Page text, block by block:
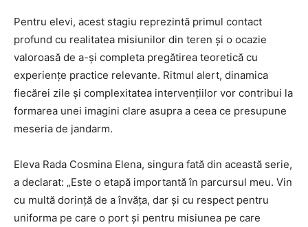
Pentru elevi, acest stagiu reprezintă primul contact
profund cu realitatea misiunilor din teren și o ocazie
valoroasă de a-și completa pregătirea teoretică cu
experiențe practice relevante. Ritmul alert, dinamica
fiecărei zile și complexitatea intervențiilor vor contribui la
formarea unei imagini clare asupra a ceea ce presupune
meseria de jandarm.
Eleva Rada Cosmina Elena, singura fată din această serie,
a declarat: „Este o etapă importantă în parcursul meu. Vin
cu multă dorință de a învăța, dar și cu respect pentru
uniforma pe care o port și pentru misiunea pe care